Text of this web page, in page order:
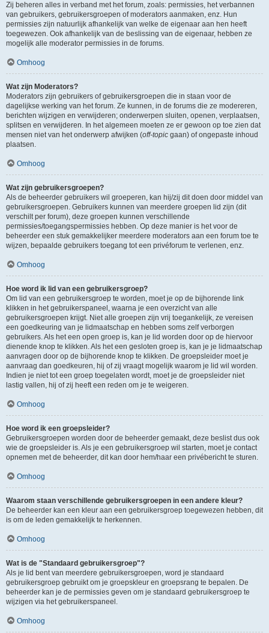
Zij beheren alles in verband met het forum, zoals: permissies, het verbannen
van gebruikers, gebruikersgroepen of moderators aanmaken, enz. Hun
permissies zijn natuurlijk afhankelijk van welke de eigenaar aan hen heeft
toegewezen. Ook afhankelijk van de beslissing van de eigenaar, hebben ze
mogelijk alle moderator permissies in de forums.
Omhoog
Wat zijn Moderators?
Moderators zijn gebruikers of gebruikersgroepen die in staan voor de
dagelijkse werking van het forum. Ze kunnen, in de forums die ze modereren,
berichten wijzigen en verwijderen; onderwerpen sluiten, openen, verplaatsen,
splitsen en verwijderen. In het algemeen moeten ze er gewoon op toe zien dat
mensen niet van het onderwerp afwijken (off-topic gaan) of ongepaste inhoud
plaatsen.
Omhoog
Wat zijn gebruikersgroepen?
Als de beheerder gebruikers wil groeperen, kan hij/zij dit doen door middel van
gebruikersgroepen. Gebruikers kunnen van meerdere groepen lid zijn (dit
verschilt per forum), deze groepen kunnen verschillende
permissies/toegangspermissies hebben. Op deze manier is het voor de
beheerder een stuk gemakkelijker meerdere moderators aan een forum toe te
wijzen, bepaalde gebruikers toegang tot een privéforum te verlenen, enz.
Omhoog
Hoe word ik lid van een gebruikersgroep?
Om lid van een gebruikersgroep te worden, moet je op de bijhorende link
klikken in het gebruikerspaneel, waarna je een overzicht van alle
gebruikersgroepen krijgt. Niet alle groepen zijn vrij toegankelijk, ze vereisen
een goedkeuring van je lidmaatschap en hebben soms zelf verborgen
gebruikers. Als het een open groep is, kan je lid worden door op de hiervoor
dienende knop te klikken. Als het een gesloten groep is, kan je je lidmaatschap
aanvragen door op de bijhorende knop te klikken. De groepsleider moet je
aanvraag dan goedkeuren, hij of zij vraagt mogelijk waarom je lid wil worden.
Indien je niet tot een groep toegelaten wordt, moet je de groepsleider niet
lastig vallen, hij of zij heeft een reden om je te weigeren.
Omhoog
Hoe word ik een groepsleider?
Gebruikersgroepen worden door de beheerder gemaakt, deze beslist dus ook
wie de groepsleider is. Als je een gebruikersgroep wil starten, moet je contact
opnemen met de beheerder, dit kan door hem/haar een privébericht te sturen.
Omhoog
Waarom staan verschillende gebruikersgroepen in een andere kleur?
De beheerder kan een kleur aan een gebruikersgroep toegewezen hebben, dit
is om de leden gemakkelijk te herkennen.
Omhoog
Wat is de "Standaard gebruikersgroep"?
Als je lid bent van meerdere gebruikersgroepen, word je standaard
gebruikersgroep gebruikt om je groepskleur en groepsrang te bepalen. De
beheerder kan je de permissies geven om je standaard gebruikersgroep te
wijzigen via het gebruikerspaneel.
Omhoog